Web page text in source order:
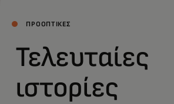
ΠΡΟΟΠΤΙΚΕΣ
Τελευταίες
ιστορίες